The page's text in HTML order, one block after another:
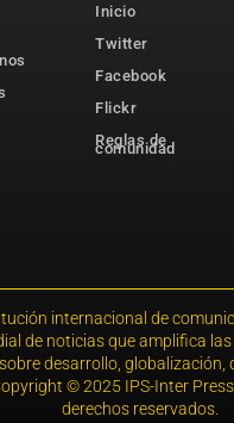
Inicio
Twitter
Facebook
Flickr
Reglas de
comunidad
internacional de
de noticias que amplifica las
desarrollo, globalización,
© 2025 IPS-Inter
derechos reservados.